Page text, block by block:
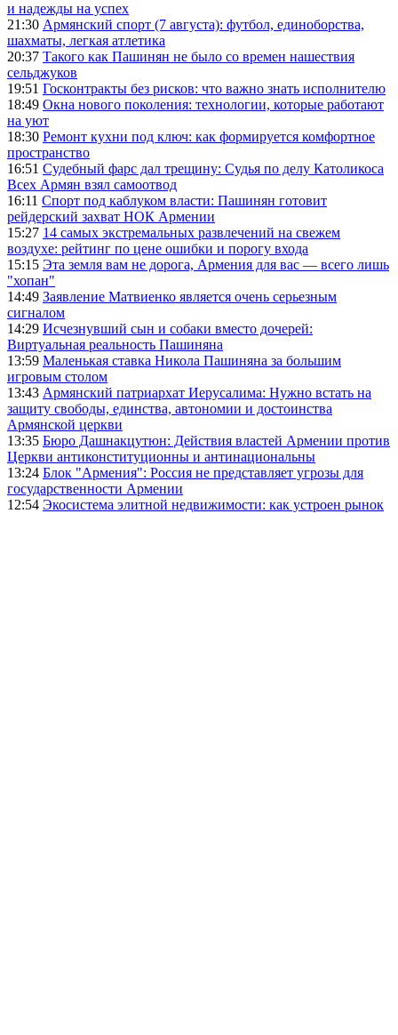
и надежды на успех
21:30 Армянский спорт (7 августа): футбол, единоборства,
шахматы, легкая атлетика
20:37 Такого как Пашинян не было со времен нашествия
сельджуков
19:51 Госконтракты без рисков: что важно знать исполнителю
18:49 Окна нового поколения: технологии, которые работают
на уют
18:30 Ремонт кухни под ключ: как формируется комфортное
пространство
16:51 Судебный фарс дал трещину: Судья по делу Католикоса
Всех Армян взял самоотвод
16:11 Спорт под каблуком власти: Пашинян готовит
рейдерский захват НОК Армении
15:27 14 самых экстремальных развлечений на свежем
воздухе: рейтинг по цене ошибки и порогу входа
15:15 Эта земля вам не дорога, Армения для вас — всего лишь
"хопан"
14:49 Заявление Матвиенко является очень серьезным
сигналом
14:29 Исчезнувший сын и собаки вместо дочерей:
Виртуальная реальность Пашиняна
13:59 Маленькая ставка Никола Пашиняна за большим
игровым столом
13:43 Армянский патриархат Иерусалима: Нужно встать на
защиту свободы, единства, автономии и достоинства
Армянской церкви
13:35 Бюро Дашнакцутюн: Действия властей Армении против
Церкви антиконституционны и антинациональны
13:24 Блок "Армения": Россия не представляет угрозы для
государственности Армении
12:54 Экосистема элитной недвижимости: как устроен рынок